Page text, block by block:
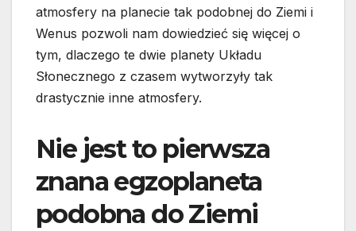
atmosfery na planecie tak podobnej do Ziemi i
Wenus pozwoli nam dowiedzieć się więcej o
tym, dlaczego te dwie planety Układu
Słonecznego z czasem wytworzyły tak
drastycznie inne atmosfery.
Nie jest to pierwsza
znana egzoplaneta
podobna do Ziemi